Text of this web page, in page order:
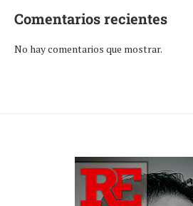
Comentarios recientes
No hay comentarios que mostrar.